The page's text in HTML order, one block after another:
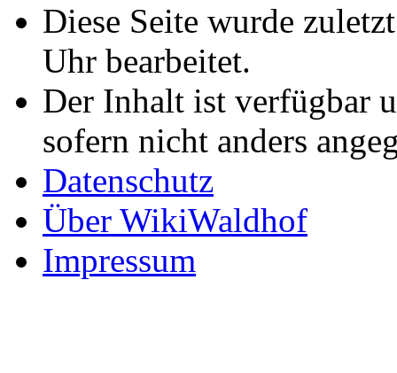
Diese Seite wurde
Uhr bearbeitet.
Der Inhalt ist verfügbar
sofern nicht anders
Datenschutz
Über WikiWaldhof
Impressum